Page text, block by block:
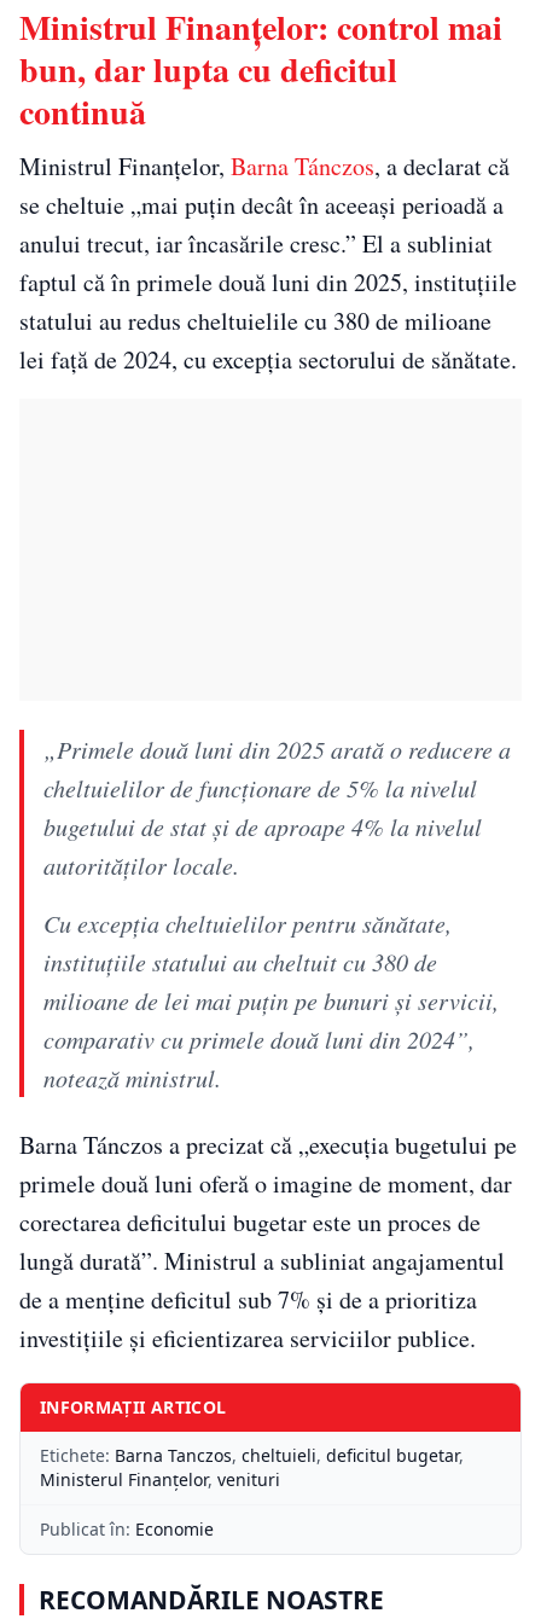
Ministrul Finanțelor: control mai
bun, dar lupta cu deficitul
continuă
Ministrul Finanțelor, Barna Tánczos, a declarat că
se cheltuie „mai puţin decât în aceeaşi perioadă a
anului trecut, iar încasările cresc.” El a subliniat
faptul că în primele două luni din 2025, instituțiile
statului au redus cheltuielile cu 380 de milioane
lei față de 2024, cu excepția sectorului de sănătate.
„Primele două luni din 2025 arată o reducere a
cheltuielilor de funcţionare de 5% la nivelul
bugetului de stat şi de aproape 4% la nivelul
autorităţilor locale.
Cu excepţia cheltuielilor pentru sănătate,
instituţiile statului au cheltuit cu 380 de
milioane de lei mai puţin pe bunuri şi servicii,
comparativ cu primele două luni din 2024”,
notează ministrul.
Barna Tánczos a precizat că „execuţia bugetului pe
primele două luni oferă o imagine de moment, dar
corectarea deficitului bugetar este un proces de
lungă durată”. Ministrul a subliniat angajamentul
de a menține deficitul sub 7% și de a prioritiza
investițiile și eficientizarea serviciilor publice.
INFORMAȚII ARTICOL
Etichete: Barna Tanczos, cheltuieli, deficitul bugetar,
Ministerul Finanțelor, venituri
Publicat în: Economie
RECOMANDĂRILE NOASTRE